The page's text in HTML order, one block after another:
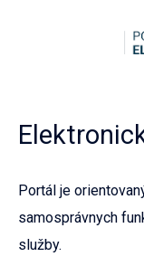
Portál je
samosprávnych
služby.